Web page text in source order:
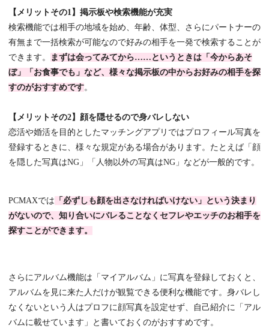
【メリットその1】掲示板や検索機能が充実
検索機能では相手の地域を始め、年齢、体型、さらにパートナーの
有無まで一括検索が可能なので好みの相手を一発で検索することが
できます。
まずは会ってみてから……というときは「今からあそ
ぼ」「お食事でも」など、様々な掲示板の中からお好みの相手を探
すのがおすすめです。
【メリットその2】顔を隠せるので身バレしない
恋活や婚活を目的としたマッチングアプリではプロフィール写真を
登録するときに、様々な規定がある場合があります。たとえば「顔
を隠した写真はNG」「人物以外の写真はNG」などが一般的です。
PCMAXでは 「必ずしも顔を出さなければいけない」という決まり
がないので、知り合いにバレることなくセフレやエッチのお相手を
探すことができます。
さらにアルバム機能は「マイアルバム」に写真を登録しておくと、
アルバムを見に来た人だけが観覧できる便利な機能です。身バレし
なくないという人はプロフに顔写真を設定せず、自己紹介に「アル
バムに載せています」と書いておくのがおすすめです。